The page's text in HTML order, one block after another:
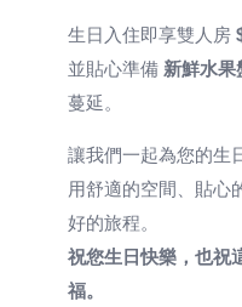
生日入住即享雙人房
並貼心準備 新鮮水果
蔓延。
讓我們一起為您的
用舒適的空間、貼心
好的旅程。
祝您生日快樂，也祝
福。